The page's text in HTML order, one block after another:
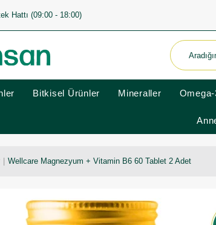
Hattı (09:00 - 18:00)
Bitkisel Ürünler Mineraller Omega-
Wellcare Magnezyum + Vitamin B6 60 Tablet 2 Adet